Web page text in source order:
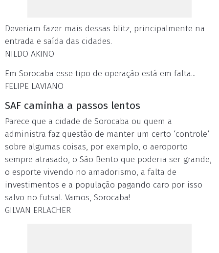
Deveriam fazer mais dessas blitz, principalmente na
entrada e saída das cidades.
NILDO AKINO
Em Sorocaba esse tipo de operação está em falta...
FELIPE LAVIANO
SAF caminha a passos lentos
Parece que a cidade de Sorocaba ou quem a
administra faz questão de manter um certo ‘controle‘
sobre algumas coisas, por exemplo, o aeroporto
sempre atrasado, o São Bento que poderia ser grande,
o esporte vivendo no amadorismo, a falta de
investimentos e a população pagando caro por isso
salvo no futsal. Vamos, Sorocaba!
GILVAN ERLACHER